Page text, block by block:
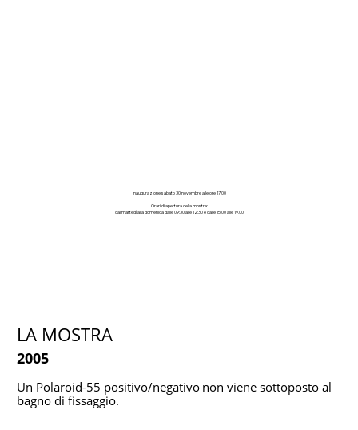
inaugurazione sabato 30 novembre alle ore 17:00
Orari di apertura della mostra:
dal martedì alla domenica dalle 09:30 alle 12:30 e dalle 15.00 alle 19.00
LA MOSTRA
2005
Un Polaroid-55 positivo/negativo non viene sottoposto al
bagno di fissaggio.